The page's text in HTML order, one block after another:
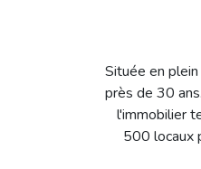
Située en
près de 30
l'immobilier
500 locaux